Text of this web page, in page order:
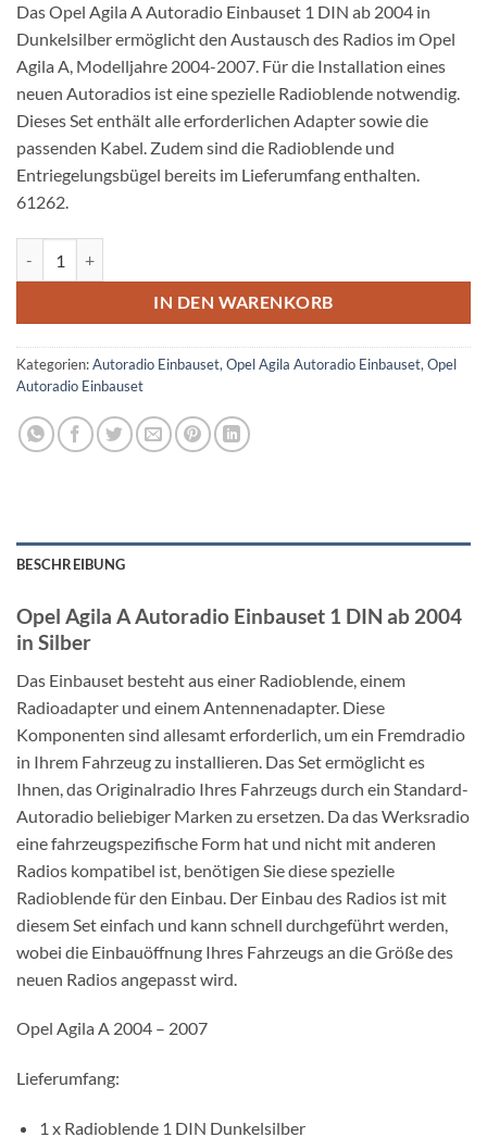
Das Opel Agila A Autoradio Einbauset 1 DIN ab 2004 in
Dunkelsilber ermöglicht den Austausch des Radios im Opel
Agila A, Modelljahre 2004-2007. Für die Installation eines
neuen Autoradios ist eine spezielle Radioblende notwendig.
Dieses Set enthält alle erforderlichen Adapter sowie die
passenden Kabel. Zudem sind die Radioblende und
Entriegelungsbügel bereits im Lieferumfang enthalten.
61262.
IN DEN WARENKORB
Kategorien:Autoradio Einbauset, Opel Agila Autoradio Einbauset, Opel
Autoradio Einbauset
BESCHREIBUNG
Opel Agila A Autoradio Einbauset 1 DIN ab 2004
in Silber
Das Einbauset besteht aus einer Radioblende, einem
Radioadapter und einem Antennenadapter. Diese
Komponenten sind allesamt erforderlich, um ein Fremdradio
in Ihrem Fahrzeug zu installieren. Das Set ermöglicht es
Ihnen, das Originalradio Ihres Fahrzeugs durch ein Standard-
Autoradio beliebiger Marken zu ersetzen. Da das Werksradio
eine fahrzeugspezifische Form hat und nicht mit anderen
Radios kompatibel ist, benötigen Sie diese spezielle
Radioblende für den Einbau. Der Einbau des Radios ist mit
diesem Set einfach und kann schnell durchgeführt werden,
wobei die Einbauöffnung Ihres Fahrzeugs an die Größe des
neuen Radios angepasst wird.
Opel Agila A 2004 – 2007
Lieferumfang:
1 x Radioblende 1 DIN Dunkelsilber